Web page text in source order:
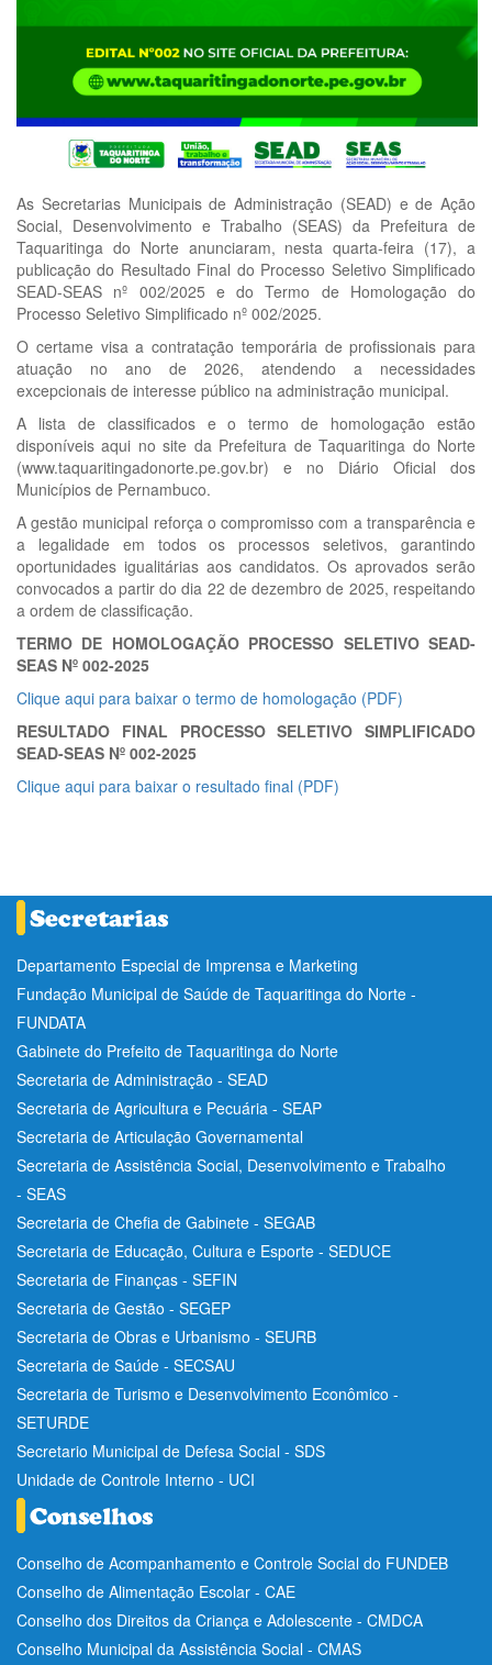
As Secretarias Municipais de Administração (SEAD) e de Ação
Social, Desenvolvimento e Trabalho (SEAS) da Prefeitura de
Taquaritinga do Norte anunciaram, nesta quarta-feira (17), a
publicação do Resultado Final do Processo Seletivo Simplificado
SEAD-SEAS nº 002/2025 e do Termo de Homologação do
Processo Seletivo Simplificado nº 002/2025.
O certame visa a contratação temporária de profissionais para
atuação no ano de 2026, atendendo a necessidades
excepcionais de interesse público na administração municipal.
A lista de classificados e o termo de homologação estão
disponíveis aqui no site da Prefeitura de Taquaritinga do Norte
(www.taquaritingadonorte.pe.gov.br) e no Diário Oficial dos
Municípios de Pernambuco.
A gestão municipal reforça o compromisso com a transparência e
a legalidade em todos os processos seletivos, garantindo
oportunidades igualitárias aos candidatos. Os aprovados serão
convocados a partir do dia 22 de dezembro de 2025, respeitando
a ordem de classificação.
TERMO DE HOMOLOGAÇÃO PROCESSO SELETIVO SEAD-
SEAS Nº 002-2025
Clique aqui para baixar o termo de homologação (PDF)
RESULTADO FINAL PROCESSO SELETIVO SIMPLIFICADO
SEAD-SEAS Nº 002-2025
Clique aqui para baixar o resultado final (PDF)
Departamento Especial de Imprensa e Marketing
Fundação Municipal de Saúde de Taquaritinga do Norte -
FUNDATA
Gabinete do Prefeito de Taquaritinga do Norte
Secretaria de Administração - SEAD
Secretaria de Agricultura e Pecuária - SEAP
Secretaria de Articulação Governamental
Secretaria de Assistência Social, Desenvolvimento e Trabalho
- SEAS
Secretaria de Chefia de Gabinete - SEGAB
Secretaria de Educação, Cultura e Esporte - SEDUCE
Secretaria de Finanças - SEFIN
Secretaria de Gestão - SEGEP
Secretaria de Obras e Urbanismo - SEURB
Secretaria de Saúde - SECSAU
Secretaria de Turismo e Desenvolvimento Econômico -
SETURDE
Secretario Municipal de Defesa Social - SDS
Unidade de Controle Interno - UCI
Conselho de Acompanhamento e Controle Social do FUNDEB
Conselho de Alimentação Escolar - CAE
Conselho dos Direitos da Criança e Adolescente - CMDCA
Conselho Municipal da Assistência Social - CMAS